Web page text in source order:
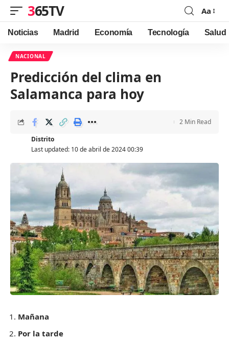
365TV
Font
Resizer
Aa
Noticias Madrid Economía Tecnología Salud
NACIONAL
Predicción del clima en
Salamanca para hoy
Last updated: 10 de abril de 2024 00:39
Distrito
2 Min Read
Mañana
Por la tarde